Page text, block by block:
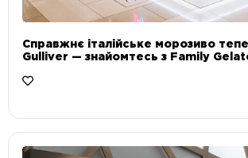
Справжнє італійське морозиво
Gulliver — знайомтесь з Family